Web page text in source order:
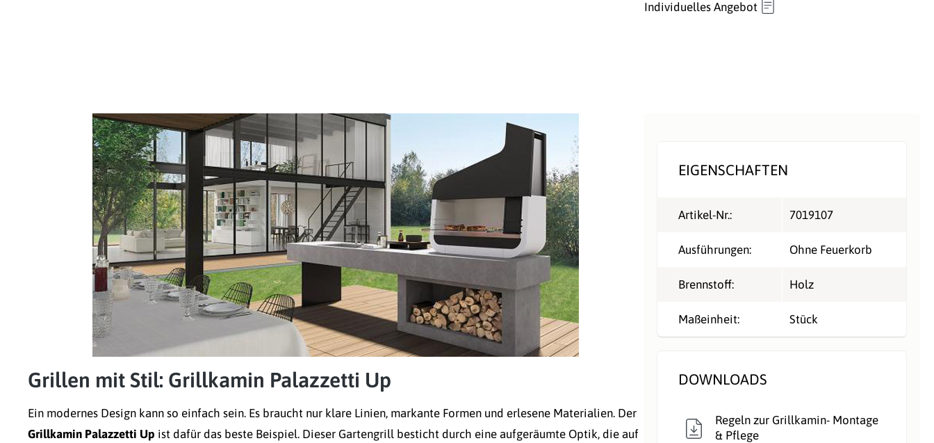
Individuelles Angebot
Grillen mit Stil: Grillkamin Palazzetti Up
Ein modernes Design kann so einfach sein. Es braucht nur klare Linien, markante Formen und erlesene Materialien. Der
Grillkamin Palazzetti Up ist dafür das beste Beispiel. Dieser Gartengrill besticht durch eine aufgeräumte Optik, die auf
EIGENSCHAFTEN
Artikel-Nr.: 7019107
Ausführungen: Ohne Feuerkorb
Brennstoff: Holz
Maßeinheit: Stück
DOWNLOADS
Regeln zur Grillkamin- Montage
& Pflege